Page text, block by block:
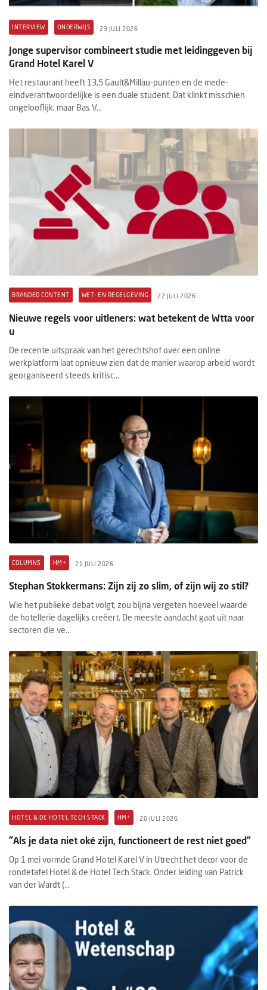
INTERVIEW ONDERWIJS 23 JULI 2026
Jonge supervisor combineert studie met leidinggeven bij
Grand Hotel Karel V
Het restaurant heeft 13,5 Gault&Millau-punten en de mede-
eindverantwoordelijke is een duale student. Dat klinkt misschien
ongelooflijk, maar Bas V...
BRANDED CONTENT WET- EN REGELGEVING 22 JULI 2026
Nieuwe regels voor uitleners: wat betekent de Wtta voor
u
De recente uitspraak van het gerechtshof over een online
werkplatform laat opnieuw zien dat de manier waarop arbeid wordt
georganiseerd steeds kritisc...
COLUMNS HM+ 21 JULI 2026
Stephan Stokkermans: Zijn zij zo slim, of zijn wij zo stil?
Wie het publieke debat volgt, zou bijna vergeten hoeveel waarde
de hotellerie dagelijks creëert. De meeste aandacht gaat uit naar
sectoren die ve...
HOTEL & DE HOTEL TECH STACK HM+ 20 JULI 2026
"Als je data niet oké zijn, functioneert de rest niet goed"
Op 1 mei vormde Grand Hotel Karel V in Utrecht het decor voor de
rondetafel Hotel & de Hotel Tech Stack. Onder leiding van Patrick
van der Wardt (...